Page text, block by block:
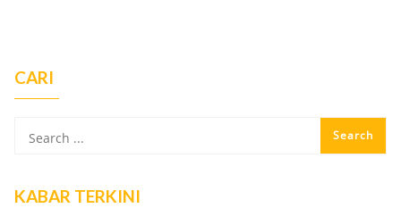
CARI
KABAR TERKINI